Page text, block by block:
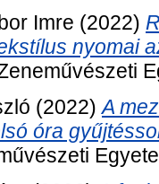
Imre (2022)
nyomai
(2022)A
óra